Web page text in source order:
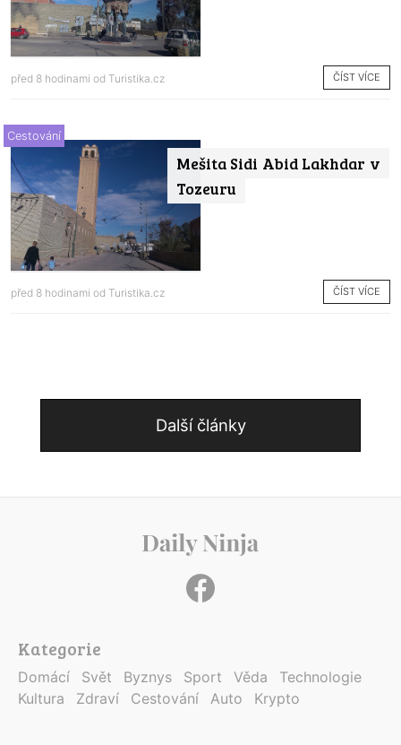
před 8 hodinami od Turistika.cz ČÍST VÍCE
Mešita Sidi Abid Lakhdar v
Tozeuru
Cestování
před 8 hodinami od Turistika.cz ČÍST VÍCE
Další články
Kategorie
Domácí Svět Byznys Sport Věda
Technologie
Kultura
Zdraví Cestování Auto Krypto